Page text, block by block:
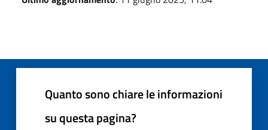
Quanto sono chiare le informazioni
su questa pagina?